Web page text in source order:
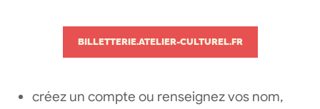
BILLETTERIE.ATELIER-CULTUREL.FR
créez un compte ou renseignez vos nom,